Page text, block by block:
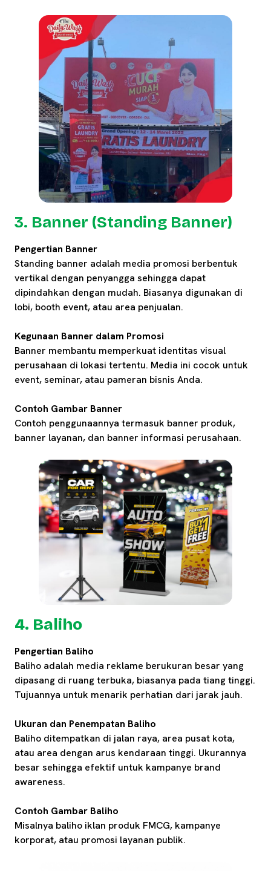
3. Banner (Standing Banner)
Pengertian Banner
Standing banner adalah media promosi berbentuk
vertikal dengan penyangga sehingga dapat
dipindahkan dengan mudah. Biasanya digunakan di
lobi, booth event, atau area penjualan.
Kegunaan Banner dalam Promosi
Banner membantu memperkuat identitas visual
perusahaan di lokasi tertentu. Media ini cocok untuk
event, seminar, atau pameran bisnis Anda.
Contoh Gambar Banner
Contoh penggunaannya termasuk banner produk,
banner layanan, dan banner informasi perusahaan.
4. Baliho
Pengertian Baliho
Baliho adalah media reklame berukuran besar yang
dipasang di ruang terbuka, biasanya pada tiang tinggi.
Tujuannya untuk menarik perhatian dari jarak jauh.
Ukuran dan Penempatan Baliho
Baliho ditempatkan di jalan raya, area pusat kota,
atau area dengan arus kendaraan tinggi. Ukurannya
besar sehingga efektif untuk kampanye brand
awareness.
Contoh Gambar Baliho
Misalnya baliho iklan produk FMCG, kampanye
korporat, atau promosi layanan publik.